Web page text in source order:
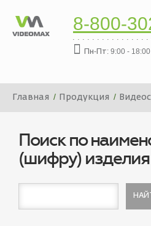
8-800-
Пн-Пт: 9:00 - 18:00
Главная Продукция
Поиск по
(шифру) изделия